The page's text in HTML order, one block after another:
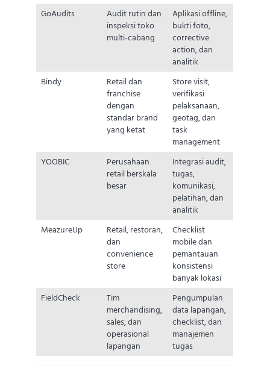
GoAudits
Audit rutin dan
inspeksi toko
multi-cabang
Aplikasi offline,
bukti foto,
corrective
action, dan
analitik
Bindy
Retail dan
franchise
dengan
standar brand
yang ketat
Store visit,
verifikasi
pelaksanaan,
geotag, dan
task
management
YOOBIC
Perusahaan
retail berskala
besar
Integrasi audit,
tugas,
komunikasi,
pelatihan, dan
analitik
MeazureUp
Retail, restoran,
dan
convenience
store
Checklist
mobile dan
pemantauan
konsistensi
banyak lokasi
FieldCheck
Tim
merchandising,
sales, dan
operasional
lapangan
Pengumpulan
data lapangan,
checklist, dan
manajemen
tugas